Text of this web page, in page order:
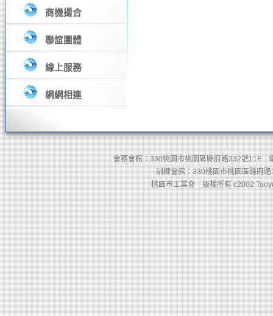
商機撮合
聯誼團體
線上服務
網網相連
會務會館：330桃園市桃園區縣府路332號
訓練會館：330桃園市桃園區縣
桃園市工業會 版權所有 c2002